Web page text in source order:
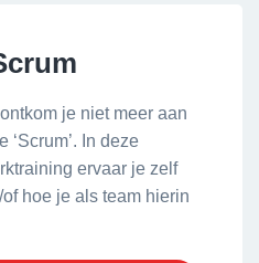
je niet meer aan
‘Scrum’. In deze
ervaar je zelf
hoe je als team hierin